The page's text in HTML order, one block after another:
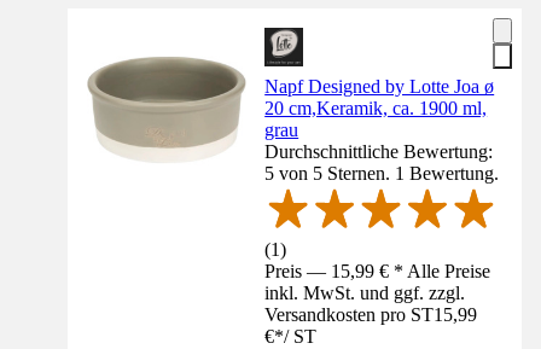
Napf Designed by Lotte Joa ø
20 cm,Keramik, ca. 1900 ml,
grau
Durchschnittliche Bewertung:
5 von 5 Sternen. 1 Bewertung.
(1)
Preis — 15,99 € * Alle Preise
inkl. MwSt. und ggf. zzgl.
Versandkosten pro ST15,99
€*/ ST